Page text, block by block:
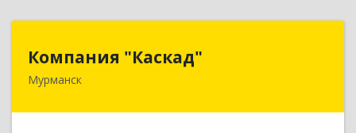
Компания "Каскад"
Мурманск
183038, Мурманская обл, Мурманск г, Бабикова